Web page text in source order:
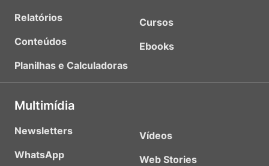
Relatórios
Conteúdos
Planilhas e Calculadoras
Cursos
Ebooks
Multimídia
Newsletters
WhatsApp
Vídeos
Web Stories